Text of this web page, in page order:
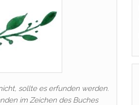
sollte es erfunden werden.
im Zeichen des Buches